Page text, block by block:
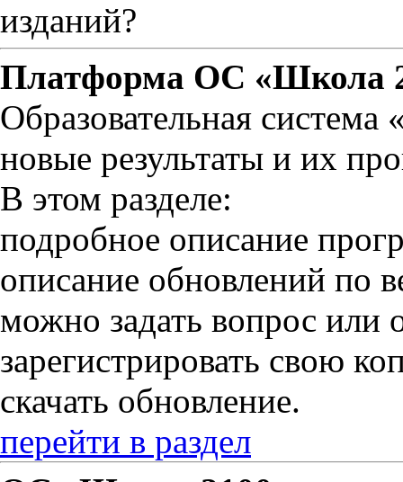
изданий?
Платформа ОС «Школа
Образовательная
новые результаты и их
В этом разделе:
подробное описание
описание обновлений по
можно задать вопрос или
зарегистрировать свою
скачать обновление.
перейти в раздел